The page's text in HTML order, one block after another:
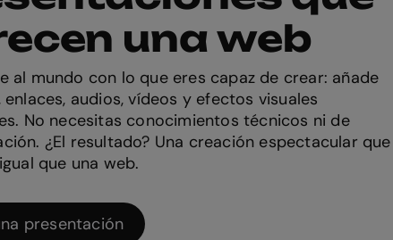
una web
al mundo con lo que eres capaz de crear: añade
enlaces, audios, vídeos y efectos visuales
No necesitas conocimientos técnicos ni de
¿El resultado? Una creación espectacular que
que una web.
presentación